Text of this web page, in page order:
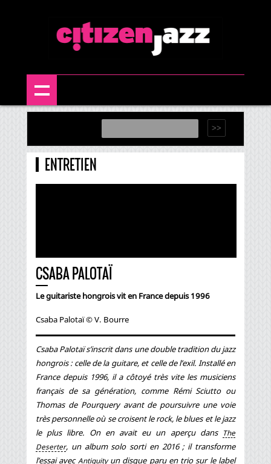
ENTRETIEN
CSABA PALOTAÏ
Le guitariste hongrois vit en France depuis 1996
Csaba Palotaï © V. Bourre
Csaba Palotaï s’inscrit dans une double tradition du jazz
hongrois : celle de la guitare, et celle de l’exil. Installé en
France depuis 1996, il a côtoyé très vite les musiciens
français de sa génération, comme Rémi Sciutto ou
Thomas de Pourquery avant de poursuivre une voie
très personnelle où se croisent le rock, le blues et le jazz
le plus libre. On en avait eu un aperçu dans The
Deserter, un album solo sorti en 2016 ; il transforme
l’essai avec Antiquityun disque paru en trio sur le label